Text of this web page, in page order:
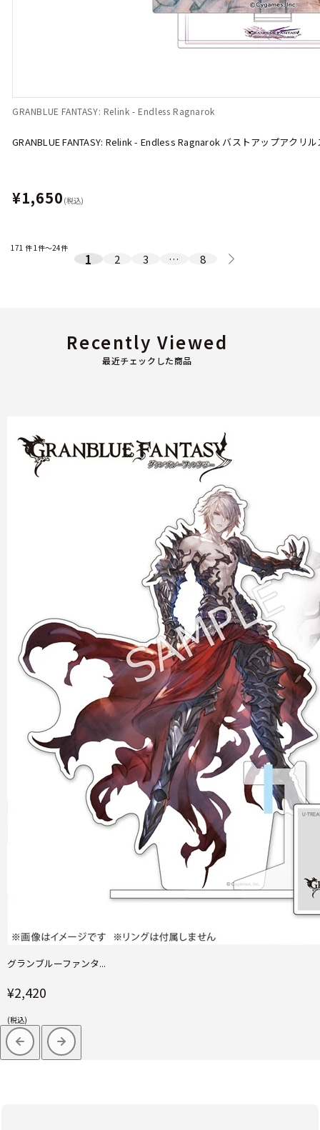
GRANBLUE FANTASY: Relink - Endless Ragnarok
GRANBLUE FANTASY: Relink - Endless Ragnarok バストアップアクリ
¥1,650 (税込)
171 件1件～24件
1 2 3 … 8
最近チェックした商品
Recently Viewed
グランブルーファンタ...
¥2,420
(税込)